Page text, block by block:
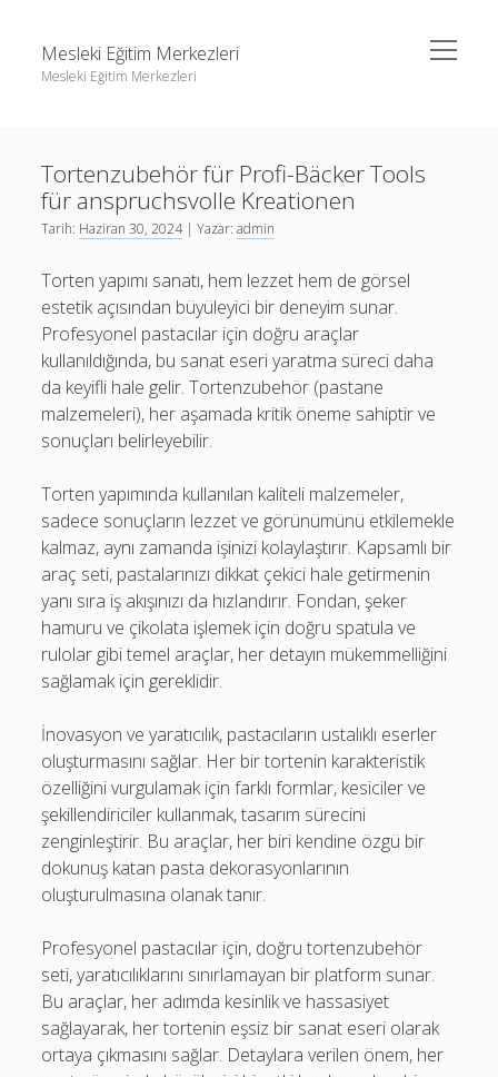
Mesleki Eğitim Merkezleri
Mesleki Eğitim Merkezleri
menüyü
aç
Liste
Sayfa Listesi
Twitter Gizli Hesaba Nasıl Bakılır
Igtv Yorum Yükseltme Hilesi
Sayfa Listesi
Threads Beğeni Arttırma
Twitter Gizli Hesaba Nasıl Bakılır
Tortenzubehör für Profi-Bäcker Tools
für anspruchsvolle Kreationen
Tarih: Haziran 30, 2024| Yazar:admin
Torten yapımı sanatı, hem lezzet hem de görsel
estetik açısından büyüleyici bir deneyim sunar.
Profesyonel pastacılar için doğru araçlar
kullanıldığında, bu sanat eseri yaratma süreci daha
da keyifli hale gelir. Tortenzubehör (pastane
malzemeleri), her aşamada kritik öneme sahiptir ve
sonuçları belirleyebilir.
Torten yapımında kullanılan kaliteli malzemeler,
sadece sonuçların lezzet ve görünümünü etkilemekle
kalmaz, aynı zamanda işinizi kolaylaştırır. Kapsamlı bir
araç seti, pastalarınızı dikkat çekici hale getirmenin
yanı sıra iş akışınızı da hızlandırır. Fondan, şeker
hamuru ve çikolata işlemek için doğru spatula ve
rulolar gibi temel araçlar, her detayın mükemmelliğini
sağlamak için gereklidir.
İnovasyon ve yaratıcılık, pastacıların ustalıklı eserler
oluşturmasını sağlar. Her bir tortenin karakteristik
özelliğini vurgulamak için farklı formlar, kesiciler ve
şekillendiriciler kullanmak, tasarım sürecini
zenginleştirir. Bu araçlar, her biri kendine özgü bir
dokunuş katan pasta dekorasyonlarının
oluşturulmasına olanak tanır.
Profesyonel pastacılar için, doğru tortenzubehör
seti, yaratıcılıklarını sınırlamayan bir platform sunar.
Bu araçlar, her adımda kesinlik ve hassasiyet
sağlayarak, her tortenin eşsiz bir sanat eseri olarak
ortaya çıkmasını sağlar. Detaylara verilen önem, her